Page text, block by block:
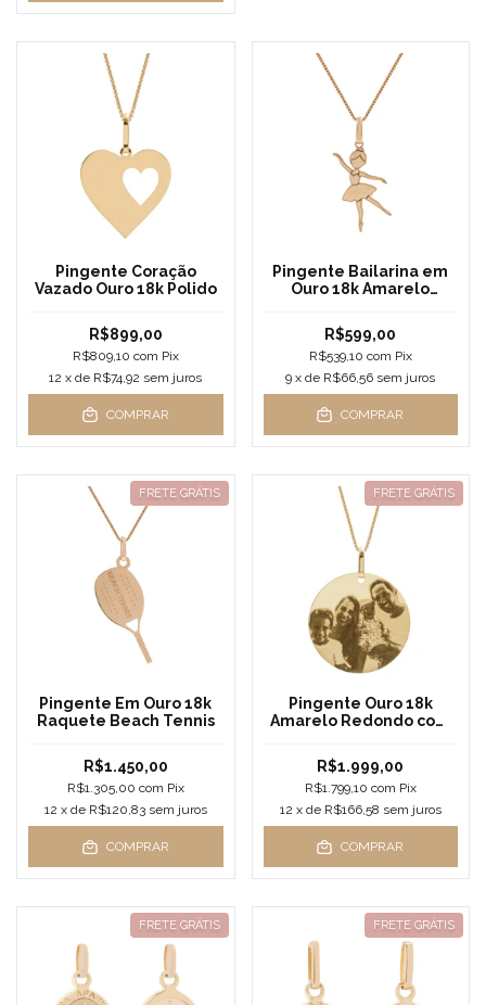
Pingente Coração
Vazado Ouro 18k Polido
R$899,00
R$809,10 com Pix
12 x de R$74,92 sem juros
COMPRAR
Pingente Bailarina em
Ouro 18k Amarelo
R$599,00
R$539,10 com Pix
9 x de R$66,56 sem juros
COMPRAR
FRETE GRÁTIS
Pingente Em Ouro 18k
Raquete Beach Tennis
R$1.450,00
R$1.305,00 com Pix
12 x de R$120,83 sem juros
COMPRAR
FRETE GRÁTIS
Pingente Ouro 18k
Amarelo Redondo com
R$1.999,00
R$1.799,10 com Pix
12 x de R$166,58 sem juros
COMPRAR
FRETE GRÁTIS FRETE GRÁTIS